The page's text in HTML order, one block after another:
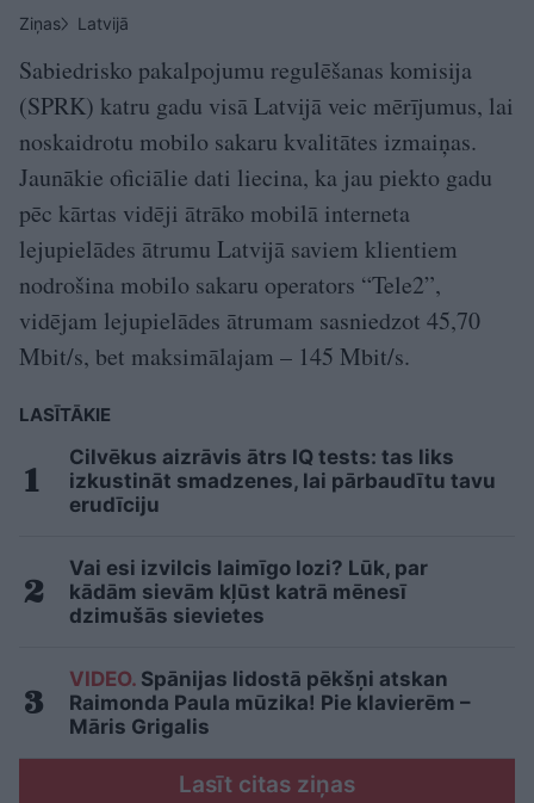
Ziņas
Latvijā
Sabiedrisko pakalpojumu regulēšanas komisija
(SPRK) katru gadu visā Latvijā veic mērījumus, lai
noskaidrotu mobilo sakaru kvalitātes izmaiņas.
Jaunākie oficiālie dati liecina, ka jau piekto gadu
pēc kārtas vidēji ātrāko mobilā interneta
lejupielādes ātrumu Latvijā saviem klientiem
nodrošina mobilo sakaru operators “Tele2”,
vidējam lejupielādes ātrumam sasniedzot 45,70
Mbit/s, bet maksimālajam – 145 Mbit/s.
LASĪTĀKIE
Cilvēkus aizrāvis ātrs IQ tests: tas liks
izkustināt smadzenes, lai pārbaudītu tavu
erudīciju
Vai esi izvilcis laimīgo lozi? Lūk, par
kādām sievām kļūst katrā mēnesī
dzimušās sievietes
VIDEO. Spānijas lidostā pēkšņi atskan
Raimonda Paula mūzika! Pie klavierēm –
Māris Grigalis
Lasīt citas ziņas